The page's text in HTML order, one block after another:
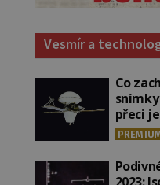
Vesmír a
Co
snímky
přeci